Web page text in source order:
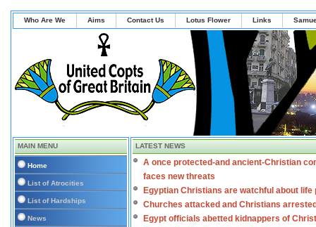
Who Are We Aims Contact Us Lotus Flower Links
MAIN MENU
Home
List of Atrocities
List of Hardships
News
LATEST NEWS
A once protected-and ancient-Christian
faces new threats
Egyptian Christians are watchful about life
Churches attacked and Christians
Egypt officials abetted kidnappers of